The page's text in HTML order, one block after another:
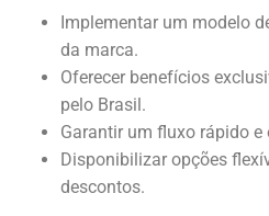
Implementar um modelo
da marca.
Oferecer benefícios
pelo Brasil.
Garantir um fluxo rápido e
Disponibilizar opções
descontos.